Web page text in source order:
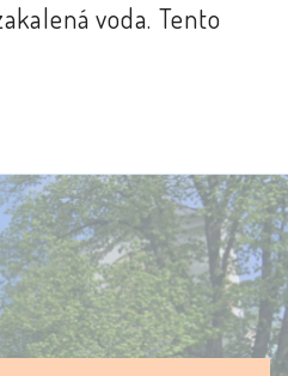
voda. Tento